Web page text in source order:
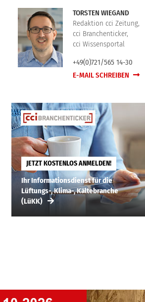
TORSTEN WIEGAND
Redaktion cci Zeitung,
cci Branchenticker,
cci Wissensportal
+49(0)721/565 14-30
E-MAIL SCHREIBEN
JETZT KOSTENLOS ANMELDEN!
Ihr Informationsdienst für die
Lüftungs-, Klima-, Kältebranche
(LüKK)